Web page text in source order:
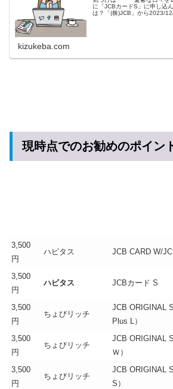
に「JCBカードS」に申し込
は？「(株)JCB」から2023/
kizukeba.com
現時点でのお勧めのポイン
3,500
円
ハピタス JCB CARD W/
3,500
円
ハピタス JCBカード S
3,500
円
ちょびリッチ
JCB ORIGINAL
Plus L）
3,500
円
ちょびリッチ
JCB ORIGINAL
Ｗ）
3,500
円
ちょびリッチ
JCB ORIGINAL
S）